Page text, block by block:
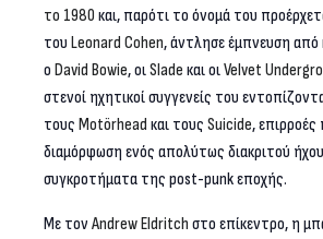
το 1980 και, παρότι το όνομά του
του Leonard Cohen, άντλησε έμπνευση από
ο David Bowie, οιSlade και οιVelvet
στενοί ηχητικοί συγγενείς του
τους Motörhead και τους Suicide,
διαμόρφωση ενός απολύτως διακριτού
συγκροτήματα της post-punk εποχής.
Με τον AndrewEldritch στο επίκεντρο, η